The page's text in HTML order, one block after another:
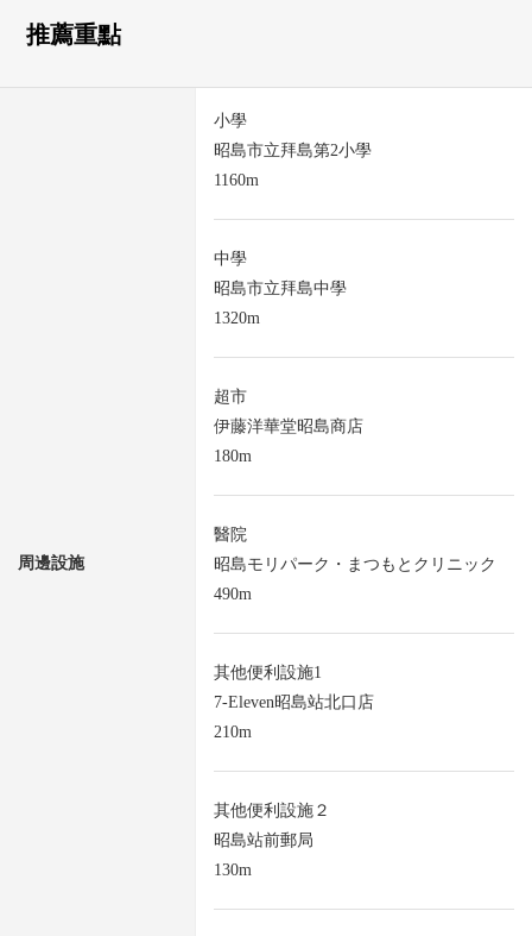
推薦重點
周邊設施
小學
昭島市立拜島第2小學
1160m
中學
昭島市立拜島中學
1320m
超市
伊藤洋華堂昭島商店
180m
醫院
昭島モリパーク・まつもとクリニック
490m
其他便利設施1
7-Eleven昭島站北口店
210m
其他便利設施２
昭島站前郵局
130m